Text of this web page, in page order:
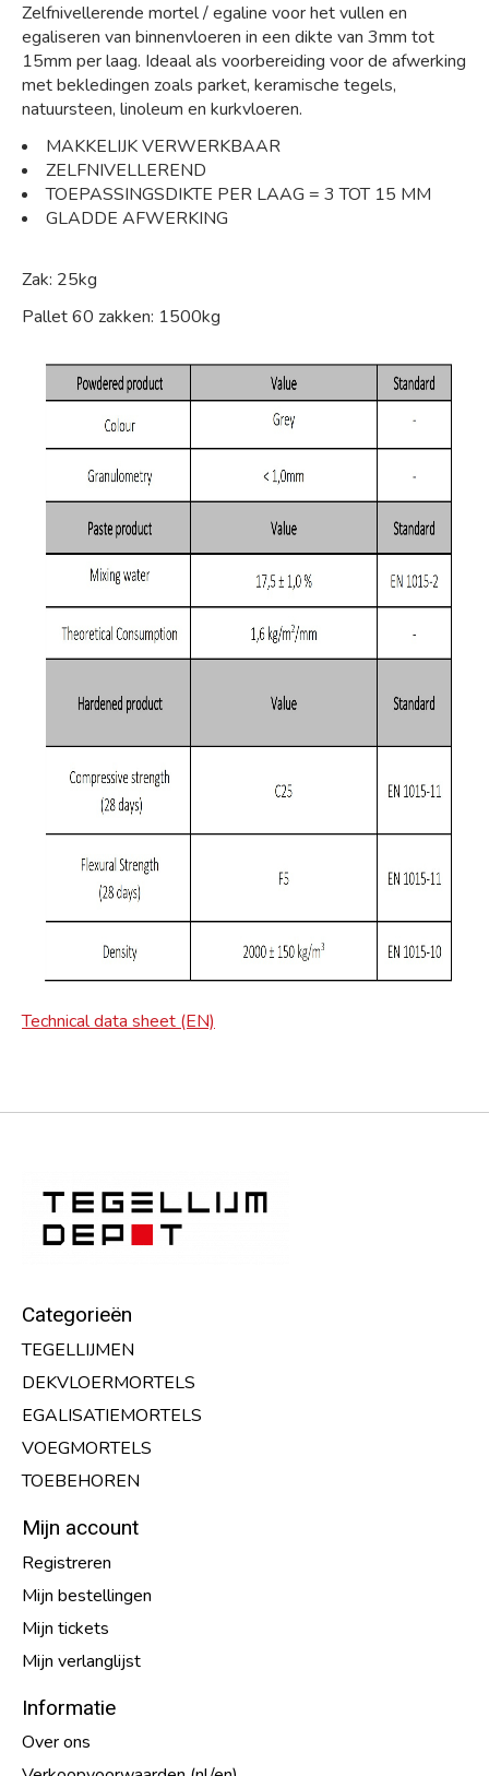
Zelfnivellerende mortel / egaline voor het vullen en
egaliseren van binnenvloeren in een dikte van 3mm tot
15mm per laag. Ideaal als voorbereiding voor de afwerking
met bekledingen zoals parket, keramische tegels,
natuursteen, linoleum en kurkvloeren.
MAKKELIJK VERWERKBAAR
ZELFNIVELLEREND
TOEPASSINGSDIKTE PER LAAG = 3 TOT 15 MM
GLADDE AFWERKING
Zak: 25kg
Pallet 60 zakken: 1500kg
Technical data sheet (EN)
Categorieën
TEGELLIJMEN
DEKVLOERMORTELS
EGALISATIEMORTELS
VOEGMORTELS
TOEBEHOREN
Mijn account
Registreren
Mijn bestellingen
Mijn tickets
Mijn verlanglijst
Informatie
Over ons